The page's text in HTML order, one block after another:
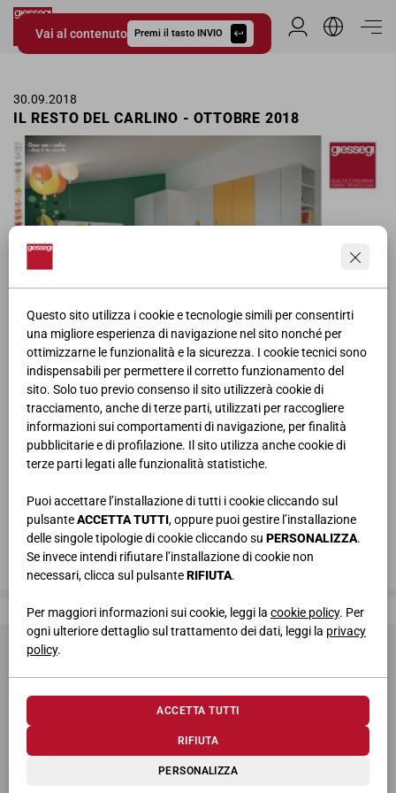
Questo sito utilizza i cookie e tecnologie simili per consentirti
una migliore esperienza di navigazione nel sito nonché per
ottimizzarne le funzionalità e la sicurezza. I cookie tecnici sono
indispensabili per permettere il corretto funzionamento del
sito. Solo tuo previo consenso il sito utilizzerà cookie di
tracciamento, anche di terze parti, utilizzati per raccogliere
informazioni sui comportamenti di navigazione, per finalità
pubblicitarie e di profilazione. Il sito utilizza anche cookie di
terze parti legati alle funzionalità statistiche.
Puoi accettare l’installazione di tutti i cookie cliccando sul
pulsanteACCETTA TUTTI, oppure puoi gestire l’installazione
delle singole tipologie di cookie cliccando su PERSONALIZZA.
Se invece intendi rifiutare l’installazione di cookie non
necessari, clicca sul pulsanteRIFIUTA.
Per maggiori informazioni sui cookie, leggi la cookie policy. Per
ogni ulteriore dettaglio sul trattamento dei dati, leggi la privacy
policy.
PERSONALIZZA
RIFIUTA
ACCETTA TUTTI
Vai al contenuto Premi il tasto INVIO
Giessegi.it
Area Riservata
30.09.2018
IL RESTO DEL CARLINO - OTTOBRE 2018
Pagina pubblicitaria delle camerette Giessegi ne Il Resto del Carlino
per il mese di Ottobre, affiancati allo Sponsor "Il Volo".
Giessegi, dove la qualità è di casa
© 2026 Giessegi Industria Mobili S.p.a. P.I. 00642760433
Via Bramante 39, 62010 Appignano MC (Italia)